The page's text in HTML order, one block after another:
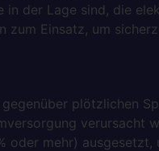
der Lage sind, die
zum Einsatz, um
plötzlichen
verursacht
mehr)